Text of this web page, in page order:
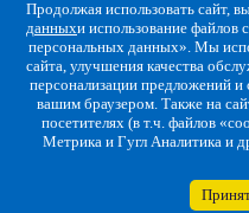
Продолжая использовать сайт,
данныхи использование
персональных данных». Мы
сайта, улучшения качества
персонализации предложений
вашим браузером. Также на
посетителях (в т.ч. файлов
Метрика и Гугл Аналитика и